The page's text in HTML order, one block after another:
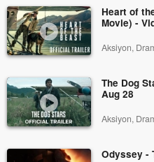
Heart of
Movie) -
Aksiyon,
The Dog
Aug 28
Aksiyon,
Odyssey -